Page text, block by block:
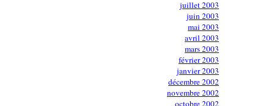
juillet 2003
juin 2003
mai 2003
avril 2003
mars 2003
février 2003
janvier 2003
décembre 2002
novembre 2002
octobre 2002